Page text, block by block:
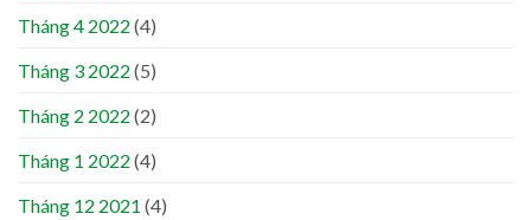
Tháng 4 2022 (4)
Tháng 3 2022 (5)
Tháng 2 2022 (2)
Tháng 1 2022 (4)
Tháng 12 2021 (4)